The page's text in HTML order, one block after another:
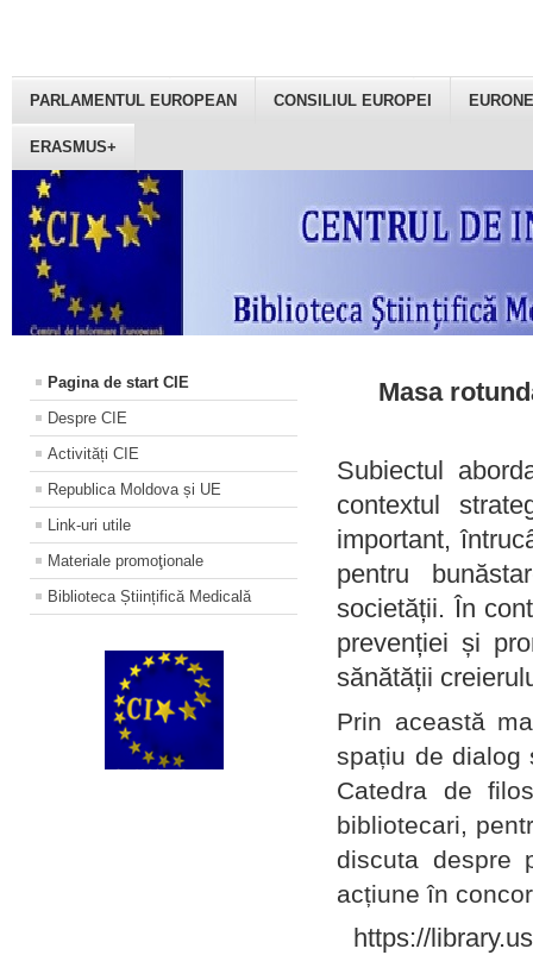
PARLAMENTUL EUROPEAN CONSILIUL EUROPEI
ERASMUS+
Pagina de start CIE
Despre CIE
Activități CIE
Republica Moldova și UE
Link-uri utile
Materiale promoţionale
Biblioteca Științifică Medicală
Masa
Subiectul
contextul
important,
pentru
societății. În
prevenției și
sănătății
Prin această
spațiu de dialog
Catedra de
bibliotecari,
discuta despre
acțiune în
https://